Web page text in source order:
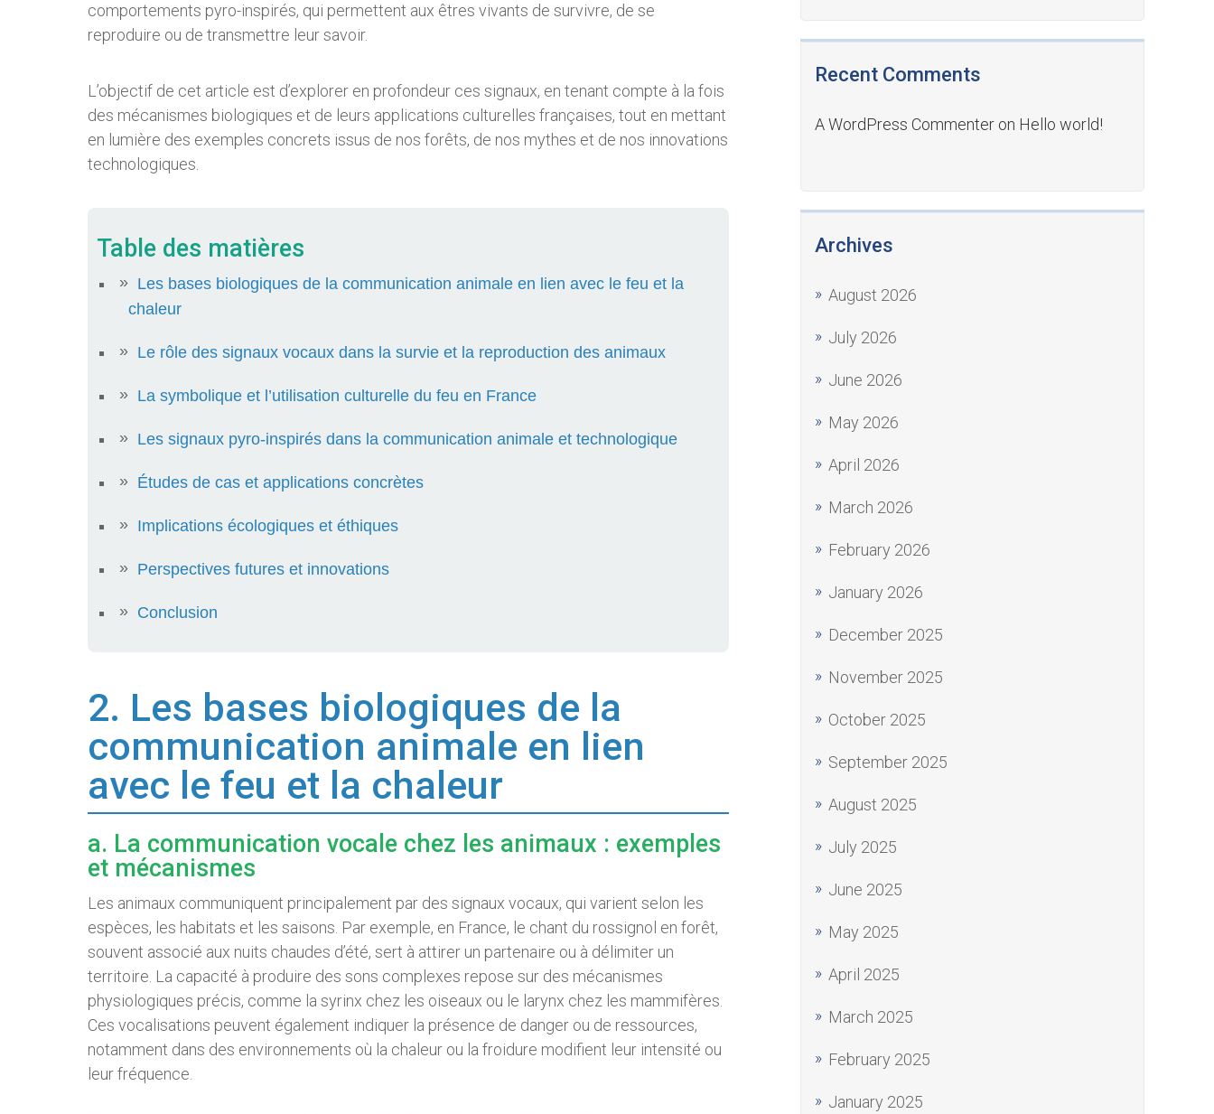
Recent Comments
A WordPress Commenter on Hello world!
Archives
August 2026
July 2026
June 2026
May 2026
April 2026
March 2026
February 2026
January 2026
December 2025
November 2025
October 2025
September 2025
August 2025
July 2025
June 2025
May 2025
April 2025
March 2025
February 2025
January 2025
comportements pyro-inspirés, qui permettent aux êtres vivants de survivre, de se
reproduire ou de transmettre leur savoir.
L’objectif de cet article est d’explorer en profondeur ces signaux, en tenant compte à la fois
des mécanismes biologiques et de leurs applications culturelles françaises, tout en mettant
en lumière des exemples concrets issus de nos forêts, de nos mythes et de nos innovations
technologiques.
Table des matières
Les bases biologiques de la communication animale en lien avec le feu et la
chaleur
Le rôle des signaux vocaux dans la survie et la reproduction des animaux
La symbolique et l’utilisation culturelle du feu en France
Les signaux pyro-inspirés dans la communication animale et technologique
Études de cas et applications concrètes
Implications écologiques et éthiques
Perspectives futures et innovations
Conclusion
2. Les bases biologiques de la
communication animale en lien
avec le feu et la chaleur
a. La communication vocale chez les animaux : exemples
et mécanismes
Les animaux communiquent principalement par des signaux vocaux, qui varient selon les
espèces, les habitats et les saisons. Par exemple, en France, le chant du rossignol en forêt,
souvent associé aux nuits chaudes d’été, sert à attirer un partenaire ou à délimiter un
territoire. La capacité à produire des sons complexes repose sur des mécanismes
physiologiques précis, comme la syrinx chez les oiseaux ou le larynx chez les mammifères.
Ces vocalisations peuvent également indiquer la présence de danger ou de ressources,
notamment dans des environnements où la chaleur ou la froidure modifient leur intensité ou
leur fréquence.